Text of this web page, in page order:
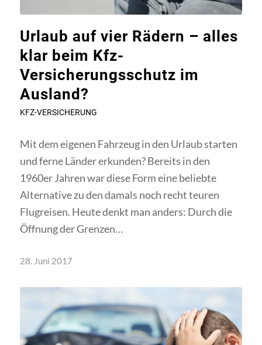
Urlaub auf vier Rädern – alles
klar beim Kfz-
Versicherungsschutz im
Ausland?
KFZ-VERSICHERUNG
Mit dem eigenen Fahrzeug in den Urlaub starten
und ferne Länder erkunden? Bereits in den
1960er Jahren war diese Form eine beliebte
Alternative zu den damals noch recht teuren
Flugreisen. Heute denkt man anders: Durch die
Öffnung der Grenzen…
28. Juni 2017